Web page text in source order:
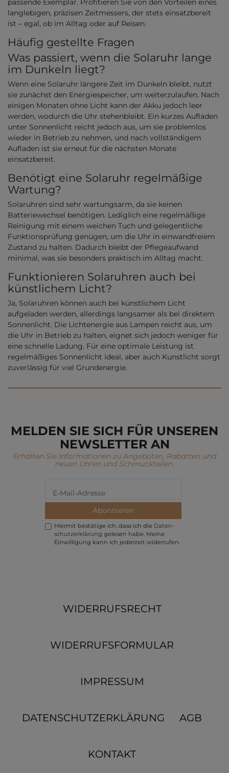
passende Exemplar. Profitieren Sie von den Vorteilen eines
langlebigen, präzisen Zeitmessers, der stets einsatzbereit
ist – egal, ob im Alltag oder auf Reisen.
Häufig gestellte Fragen
Was passiert, wenn die Solaruhr lange
im Dunkeln liegt?
Wenn eine Solaruhr längere Zeit im Dunkeln bleibt, nutzt
sie zunächst den Energiespeicher, um weiterzulaufen. Nach
einigen Monaten ohne Licht kann der Akku jedoch leer
werden, wodurch die Uhr stehenbleibt. Ein kurzes Aufladen
unter Sonnenlicht reicht jedoch aus, um sie problemlos
wieder in Betrieb zu nehmen, und nach vollständigem
Aufladen ist sie erneut für die nächsten Monate
einsatzbereit.
Benötigt eine Solaruhr regelmäßige
Wartung?
Solaruhren sind sehr wartungsarm, da sie keinen
Batteriewechsel benötigen. Lediglich eine regelmäßige
Reinigung mit einem weichen Tuch und gelegentliche
Funktionsprüfung genügen, um die Uhr in einwandfreiem
Zustand zu halten. Dadurch bleibt der Pflegeaufwand
minimal, was sie besonders praktisch im Alltag macht.
Funktionieren Solaruhren auch bei
künstlichem Licht?
Ja, Solaruhren können auch bei künstlichem Licht
aufgeladen werden, allerdings langsamer als bei direktem
Sonnenlicht. Die Lichtenergie aus Lampen reicht aus, um
die Uhr in Betrieb zu halten, eignet sich jedoch weniger für
eine schnelle Ladung. Für eine optimale Leistung ist
regelmäßiges Sonnenlicht ideal, aber auch Kunstlicht sorgt
zuverlässig für viel Grundenergie.
MELDEN SIE SICH FÜR UNSEREN
NEWSLETTER AN
Erhalten Sie Informationen zu Angeboten, Rabatten und
neuen Uhren und Schmuckteilen.
Abonnieren
Hiermit bestätige ich, dass ich die Daten­
schutz­erklärung gelesen habe. Meine
Einwilligung kann ich jederzeit widerrufen.
WIDERRUFSRECHT
WIDERRUFSFORMULAR
IMPRESSUM
DATENSCHUTZERKLÄRUNG AGB
KONTAKT